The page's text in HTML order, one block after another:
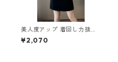
美人度アップ 着回し力抜群
エレガント 切り替え ワンピ
ース m-262
¥2,070